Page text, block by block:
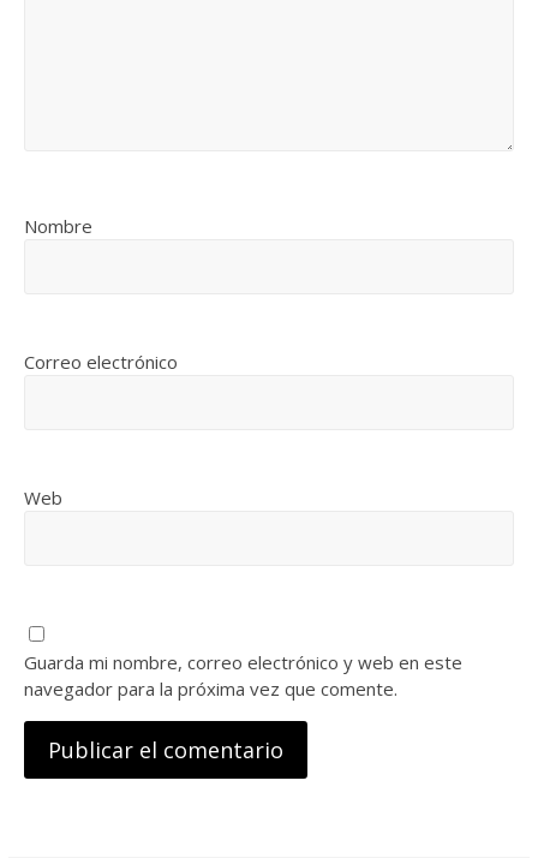
Nombre
Correo electrónico
Web
Guarda mi nombre, correo electrónico y web en este
navegador para la próxima vez que comente.